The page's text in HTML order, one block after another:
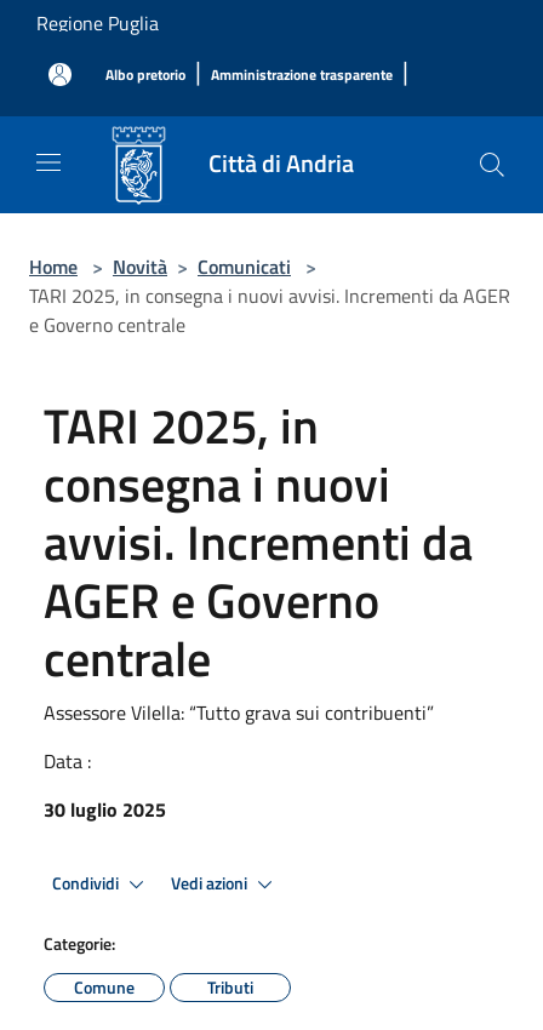
Salta al contenuto principale
Regione Puglia
Albo pretorio | Amministrazione trasparente |
Città di Andria
Home > Novità > Comunicati >
TARI 2025, in consegna i nuovi avvisi. Incrementi da AGER
e Governo centrale
TARI 2025, in
consegna i nuovi
avvisi. Incrementi da
AGER e Governo
centrale
Assessore Vilella: “Tutto grava sui contribuenti”
Data :
30 luglio 2025
Condividi Vedi azioni
Categorie:
Comune
Tributi